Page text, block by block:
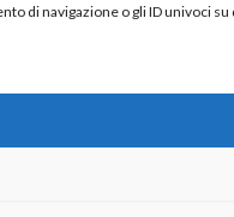
di navigazione o gli ID univoci